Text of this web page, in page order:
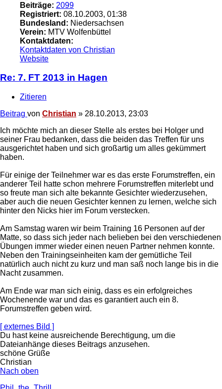
Beiträge: 2099
Registriert: 08.10.2003, 01:38
Bundesland: Niedersachsen
Verein: MTV Wolfenbüttel
Kontaktdaten:
Kontaktdaten von Christian
Website
Re: 7. FT 2013 in Hagen
Zitieren
Beitrag von Christian » 28.10.2013, 23:03
Ich möchte mich an dieser Stelle als erstes bei Holger und
seiner Frau bedanken, dass die beiden das Treffen für uns
ausgerichtet haben und sich großartig um alles gekümmert
haben.
Für einige der Teilnehmer war es das erste Forumstreffen, ein
anderer Teil hatte schon mehrere Forumstreffen miterlebt und
so freute man sich alte bekannte Gesichter wiederzusehen,
aber auch die neuen Gesichter kennen zu lernen, welche sich
hinter den Nicks hier im Forum verstecken.
Am Samstag waren wir beim Training 16 Personen auf der
Matte, so dass sich jeder nach belieben bei den verschiedenen
Übungen immer wieder einen neuen Partner nehmen konnte.
Neben den Trainingseinheiten kam der gemütliche Teil
natürlich auch nicht zu kurz und man saß noch lange bis in die
Nacht zusammen.
Am Ende war man sich einig, dass es ein erfolgreiches
Wochenende war und das es garantiert auch ein 8.
Forumstreffen geben wird.
[ externes Bild ]
Du hast keine ausreichende Berechtigung, um die
Dateianhänge dieses Beitrags anzusehen.
schöne Grüße
Christian
Nach oben